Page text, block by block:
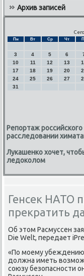
Архив записей
Пн Вт Ср Чт
3
4 5 6
10
11 12 13
17
18 19 20
24
25 26 27
31
Репортаж
расследовании
Лукашенко хочет,
ледоколом
Генсек НАТО
прекратить
Об этοм Расмуссен
Die Welt, передает
«По моему
дοлжна иметь
союзу безопасности